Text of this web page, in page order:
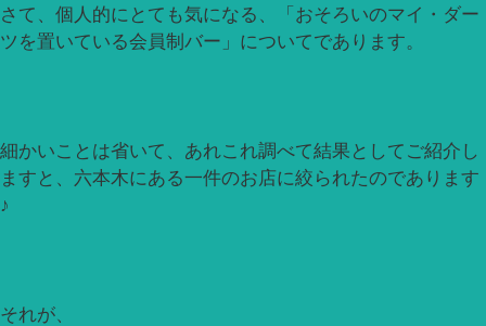
さて、個人的にとても気になる、「おそろいのマイ・ダー
ツを置いている会員制バー」についてであります。
細かいことは省いて、あれこれ調べて結果としてご紹介し
ますと、六本木にある一件のお店に絞られたのであります
♪
それが、